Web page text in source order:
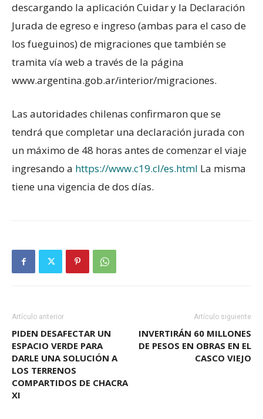
descargando la aplicación Cuidar y la Declaración
Jurada de egreso e ingreso (ambas para el caso de
los fueguinos) de migraciones que también se
tramita vía web a través de la página
www.argentina.gob.ar/interior/migraciones.
Las autoridades chilenas confirmaron que se
tendrá que completar una declaración jurada con
un máximo de 48 horas antes de comenzar el viaje
ingresando a https://www.c19.cl/es.html La misma
tiene una vigencia de dos días.
Artículo anterior
PIDEN DESAFECTAR UN
ESPACIO VERDE PARA
DARLE UNA SOLUCIÓN A
LOS TERRENOS
COMPARTIDOS DE CHACRA
XI
Artículo siguiente
INVERTIRÁN 60 MILLONES
DE PESOS EN OBRAS EN EL
CASCO VIEJO